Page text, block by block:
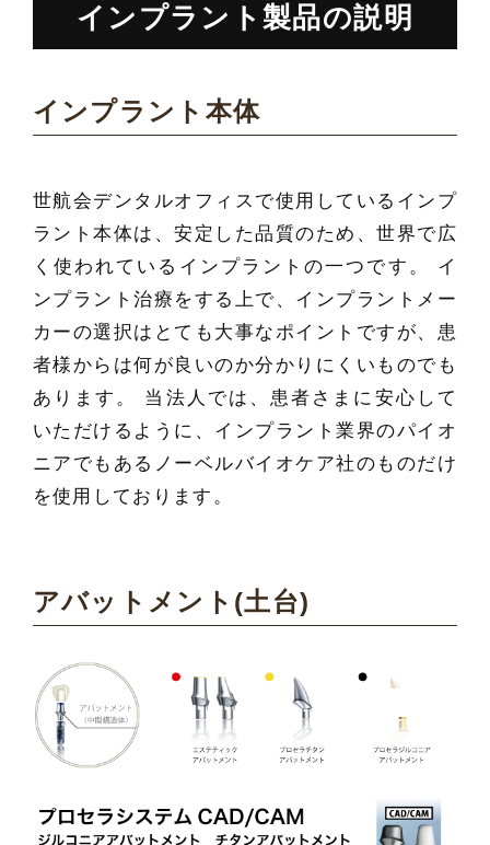
インプラント製品の説明
インプラント本体
世航会デンタルオフィスで使用しているインプ
ラント本体は、安定した品質のため、世界で広
く使われているインプラントの一つです。 イ
ンプラント治療をする上で、インプラントメー
カーの選択はとても大事なポイントですが、患
者様からは何が良いのか分かりにくいものでも
あります。 当法人では、患者さまに安心して
いただけるように、インプラント業界のパイオ
ニアでもあるノーベルバイオケア社のものだけ
を使用しております。
アバットメント(土台)